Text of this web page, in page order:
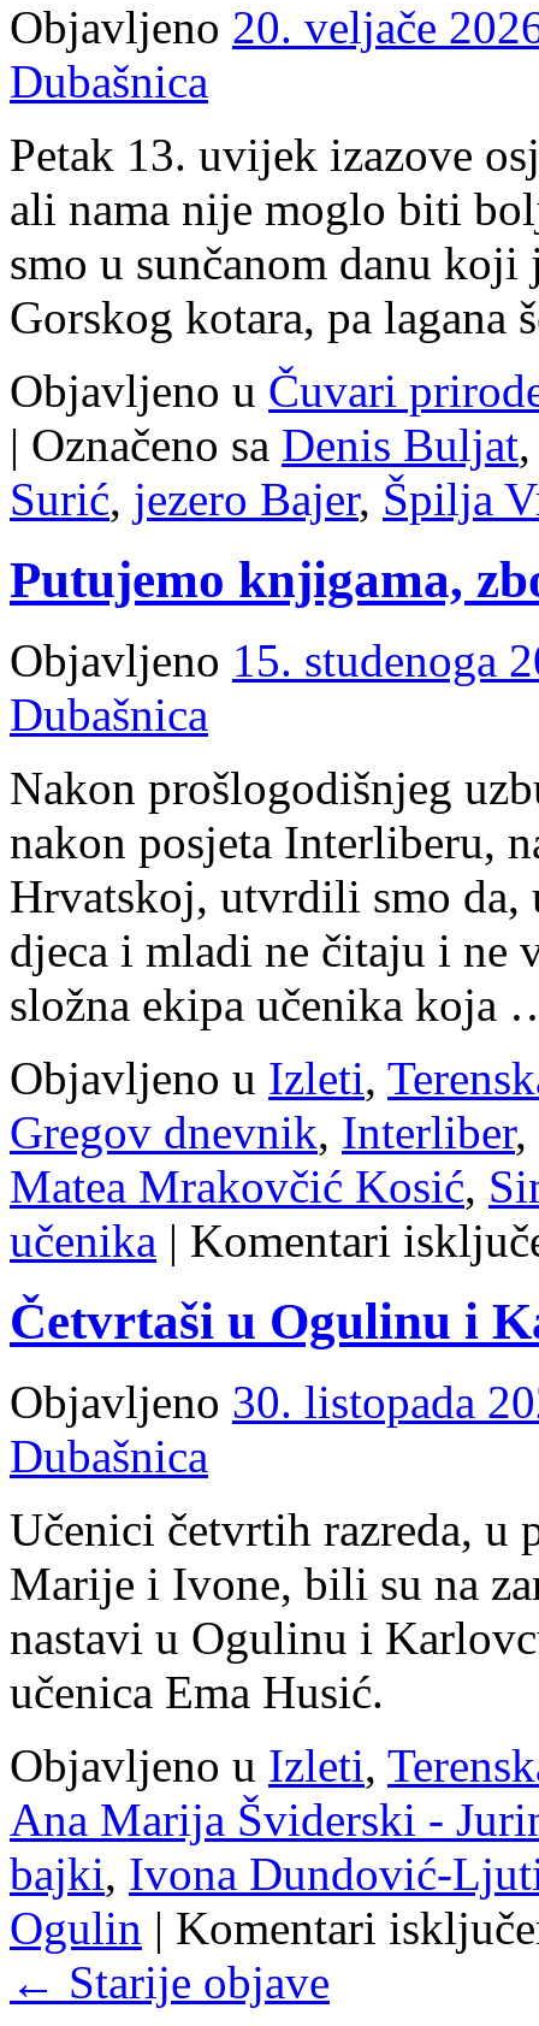
Objavljeno 20. veljače
Dubašnica
Petak 13. uvijek izazove
ali nama nije moglo biti
smo u sunčanom danu
Gorskog kotara, pa
Objavljeno u Čuvari
| Označeno sa Denis Buljat
Surić, jezero Bajer, Špilja
Putujemo knjigama,
Objavljeno 15. studenoga
Dubašnica
Nakon prošlogodišnjeg
nakon posjeta Interliberu,
Hrvatskoj, utvrdili smo da,
djeca i mladi ne čitaju i ne
složna ekipa učenika
Objavljeno u Izleti,
Gregov dnevnik, Interliber,
Matea Mrakovčić Kosić,
učenika | Komentari
Četvrtaši u Ogulinu i
Objavljeno 30. listopada
Dubašnica
Učenici četvrtih razreda,
Marije i Ivone, bili su na
nastavi u Ogulinu i
učenica Ema Husić.
Objavljeno u Izleti,
Ana Marija Šviderski -
bajki, Ivona Dundović-
Ogulin | Komentari
← Starije objave